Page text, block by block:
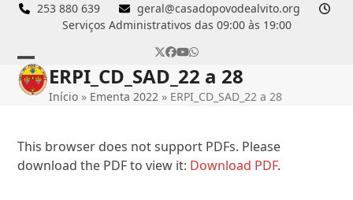
Skip
253 880 639
geral@casadopovodealvito.org
Serviços Administrativos das 09:00 às 19:00
Twitter
Facebook
YouTube
Whatsapp
Open
mobile
Close
mobile
ERPI_CD_SAD_22 a 28
Início » Ementa 2022 » ERPI_CD_SAD_22 a 28
This browser does not support PDFs. Please
download the PDF to view it: Download PDF.